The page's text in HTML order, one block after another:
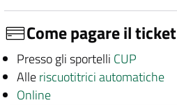
Come pagare il ticket
Presso gli sportelli CUP
Alleriscuotitrici automatiche
Online